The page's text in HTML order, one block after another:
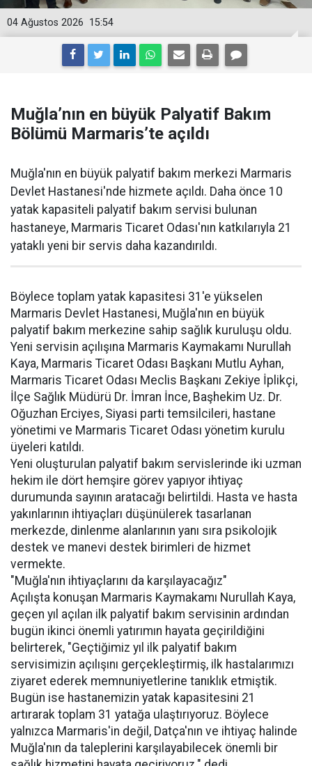
15:54
04 Ağustos 2026
Muğla’nın en büyük Palyatif Bakım
Bölümü Marmaris’te açıldı
Muğla'nın en büyük palyatif bakım merkezi Marmaris
Devlet Hastanesi'nde hizmete açıldı. Daha önce 10
yatak kapasiteli palyatif bakım servisi bulunan
hastaneye, Marmaris Ticaret Odası'nın katkılarıyla 21
yataklı yeni bir servis daha kazandırıldı.
Böylece toplam yatak kapasitesi 31'e yükselen
Marmaris Devlet Hastanesi, Muğla'nın en büyük
palyatif bakım merkezine sahip sağlık kuruluşu oldu.
Yeni servisin açılışına Marmaris Kaymakamı Nurullah
Kaya, Marmaris Ticaret Odası Başkanı Mutlu Ayhan,
Marmaris Ticaret Odası Meclis Başkanı Zekiye İplikçi,
İlçe Sağlık Müdürü Dr. İmran İnce, Başhekim Uz. Dr.
Oğuzhan Erciyes, Siyasi parti temsilcileri, hastane
yönetimi ve Marmaris Ticaret Odası yönetim kurulu
üyeleri katıldı.
Yeni oluşturulan palyatif bakım servislerinde iki uzman
hekim ile dört hemşire görev yapıyor ihtiyaç
durumunda sayının aratacağı belirtildi. Hasta ve hasta
yakınlarının ihtiyaçları düşünülerek tasarlanan
merkezde, dinlenme alanlarının yanı sıra psikolojik
destek ve manevi destek birimleri de hizmet
vermekte.
"Muğla'nın ihtiyaçlarını da karşılayacağız"
Açılışta konuşan Marmaris Kaymakamı Nurullah Kaya,
geçen yıl açılan ilk palyatif bakım servisinin ardından
bugün ikinci önemli yatırımın hayata geçirildiğini
belirterek, "Geçtiğimiz yıl ilk palyatif bakım
servisimizin açılışını gerçekleştirmiş, ilk hastalarımızı
ziyaret ederek memnuniyetlerine tanıklık etmiştik.
Bugün ise hastanemizin yatak kapasitesini 21
artırarak toplam 31 yatağa ulaştırıyoruz. Böylece
yalnızca Marmaris'in değil, Datça'nın ve ihtiyaç halinde
Muğla'nın da taleplerini karşılayabilecek önemli bir